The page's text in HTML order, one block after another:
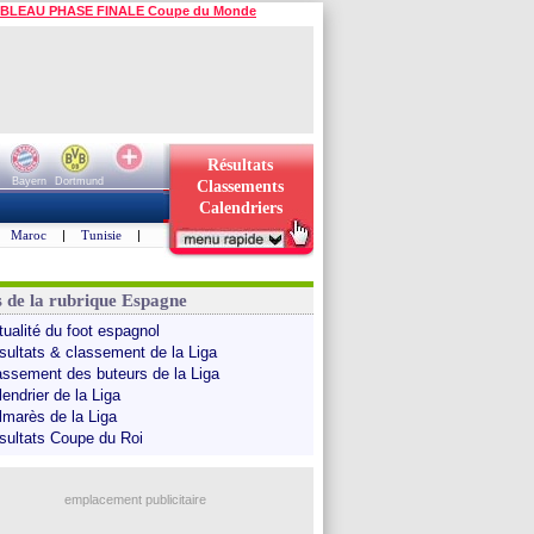
PHASE FINALE Coupe du Monde
Bayern
Dortmund
Résultats
Classements
Calendriers
Maroc | Tunisie |
de la rubrique Espagne
du foot espagnol
& classement de la Liga
des buteurs de la Liga
de la Liga
de la Liga
Coupe du Roi
emplacement publicitaire